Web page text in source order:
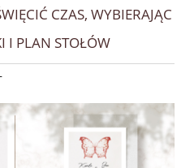
CZAS, WYBIERAJĄC
I PLAN STOŁÓW
-